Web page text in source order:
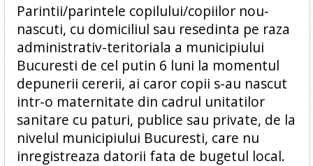
Parintii/parintele copilului/copiilor nou-
nascuti, cu domiciliul sau resedinta pe raza
administrativ-teritoriala a municipiului
Bucuresti de cel putin 6 luni la momentul
depunerii cererii, ai caror copii s-au nascut
intr-o maternitate din cadrul unitatilor
sanitare cu paturi, publice sau private, de la
nivelul municipiului Bucuresti, care nu
inregistreaza datorii fata de bugetul local.